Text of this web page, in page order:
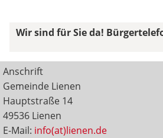
Wir sind für Sie da!
Anschrift
Gemeinde Lienen
Hauptstraße 14
49536 Lienen
E-Mail: info(at)lienen.de